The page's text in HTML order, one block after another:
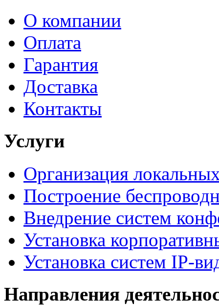
О компании
Оплата
Гарантия
Доставка
Контакты
Услуги
Организация
Построение
Внедрение систем
Установка
Установка систем IP-
Направления